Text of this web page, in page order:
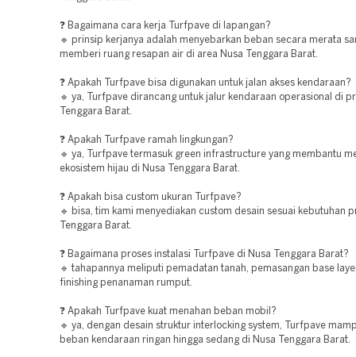
❓ Bagaimana cara kerja Turfpave di lapangan?
🔹 prinsip kerjanya adalah menyebarkan beban secara merata
memberi ruang resapan air di area Nusa Tenggara Barat.
❓ Apakah Turfpave bisa digunakan untuk jalan akses kendaraan?
🔹 ya, Turfpave dirancang untuk jalur kendaraan operasional di
Tenggara Barat.
❓ Apakah Turfpave ramah lingkungan?
🔹 ya, Turfpave termasuk green infrastructure yang membantu
ekosistem hijau di Nusa Tenggara Barat.
❓ Apakah bisa custom ukuran Turfpave?
🔹 bisa, tim kami menyediakan custom desain sesuai kebutuhan
Tenggara Barat.
❓ Bagaimana proses instalasi Turfpave di Nusa Tenggara Barat?
🔹 tahapannya meliputi pemadatan tanah, pemasangan base
finishing penanaman rumput.
❓ Apakah Turfpave kuat menahan beban mobil?
🔹 ya, dengan desain struktur interlocking system, Turfpave
beban kendaraan ringan hingga sedang di Nusa Tenggara Barat.